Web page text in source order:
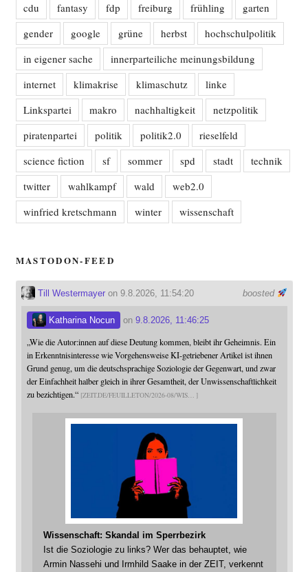
cdu fantasy fdp freiburg frühling
garten
gender
google grüne herbst
hochschulpolitik
in eigener sache
innerparteiliche meinungsbildung
internet
klimakrise klimaschutz
linke
Linkspartei
makro nachhaltigkeit
netzpolitik
piratenpartei
politik politik2.0
rieselfeld
science fiction
sf sommer spd stadt
technik
twitter
wahlkampf wald
web2.0
winfried kretschmann
winter wissenschaft
MASTODON-FEED
boosted
Till Westermayeron 9.8.2026, 11:54:20
Katharina Nocun on 9.8.2026, 11:46:25
„Wie die Autor:innen auf diese Deutung kommen, bleibt ihr Geheimnis. Ein
in Erkenntnisinteresse wie Vorgehensweise KI-getriebener Artikel ist ihnen
Grund genug, um die deutschsprachige Soziologie der Gegenwart, und zwar
der Einfachheit halber gleich in ihrer Gesamtheit, der Unwissenschaftlichkeit
zu bezichtigen.“ ZEIT.DE/FEUILLETON/2026-08/WIS
Wissenschaft: Skandal im Sperrbezirk
Ist die Soziologie zu links? Wer das behauptet, wie
Armin Nassehi und Irmhild Saake in der ZEIT, verkennt